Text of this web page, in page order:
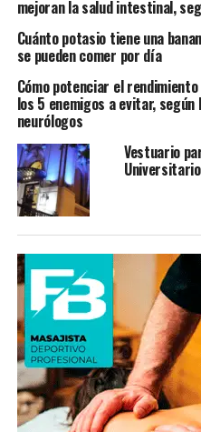
mejoran la salud intestinal,
Cuánto potasio tiene una
se pueden comer por día
Cómo potenciar el
los 5 enemigos a evitar, según
neurólogos
Vestuario